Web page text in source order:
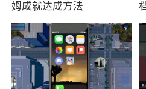
书、猜你喜欢五大板块，
你喜欢的小说，打造你的
小编评价
姆成就达成方法